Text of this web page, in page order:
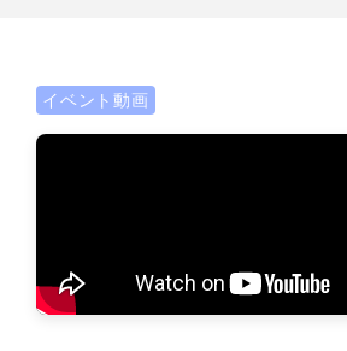
イベント動画